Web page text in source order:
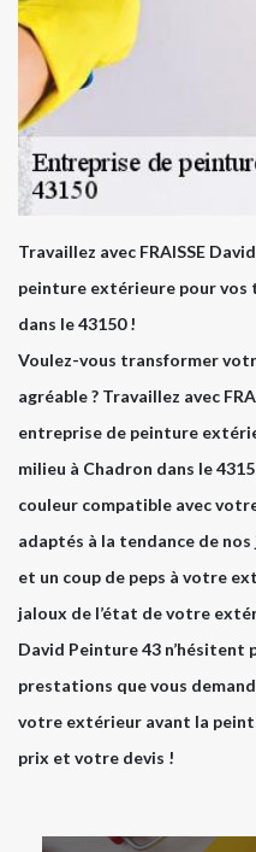
Travaillez avec FRAISSE
peinture extérieure pour vos
dans le 43150 !
Voulez-vous transformer
agréable ? Travaillez avec
entreprise de peinture
milieu à Chadron dans le
couleur compatible avec
adaptés à la tendance de
et un coup de peps à votre
jaloux de l’état de votre
David Peinture 43 n’hésitent
prestations que vous
votre extérieur avant la
prix et votre devis !